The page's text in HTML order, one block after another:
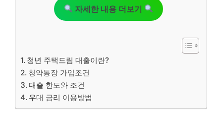
자세한 내용 더보기
청년 주택드림 대출이란?
청약통장 가입조건
대출 한도와 조건
우대 금리 이용방법